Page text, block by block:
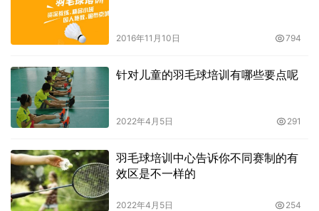
2016年11月10日 794
针对儿童的羽毛球培训有哪些要点呢
2022年4月5日 291
羽毛球培训中心告诉你不同赛制的有
效区是不一样的
2022年4月5日 254